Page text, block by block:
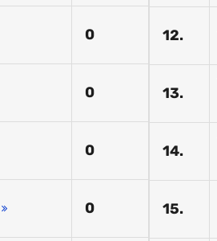
0
0
0
0
12.
13.
14.
15.